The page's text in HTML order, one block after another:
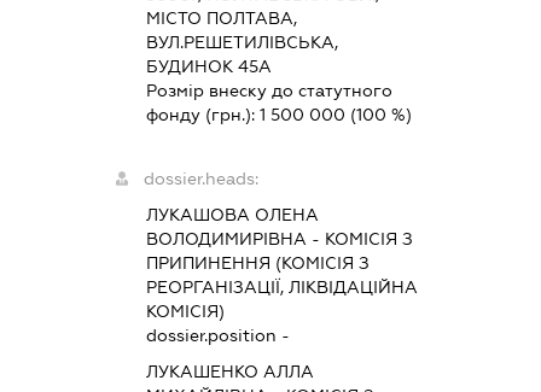
МІСТО ПОЛТАВА,
ВУЛ.РЕШЕТИЛІВСЬКА,
БУДИНОК 45А
Розмір внеску до статутного
фонду (грн.): 1 500 000 (100 %)
dossier.heads:
ЛУКАШОВА ОЛЕНА
ВОЛОДИМИРІВНА - КОМІСІЯ З
ПРИПИНЕННЯ (КОМІСІЯ З
РЕОРГАНІЗАЦІЇ, ЛІКВІДАЦІЙНА
КОМІСІЯ)
dossier.position -
ЛУКАШЕНКО АЛЛА